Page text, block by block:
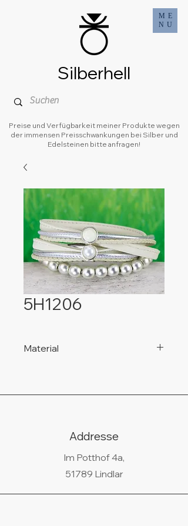
ME
NU
Preise und Verfügbarkeit meiner Produkte wegen
der immensen Preisschwankungen bei Silber und
Edelsteinen bitte anfragen!
Silberhell
5H1206
Material
Addresse
Im Potthof 4a,
51789 Lindlar